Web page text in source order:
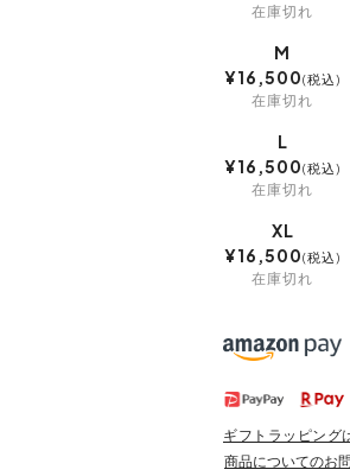
在庫切れ
M
¥16,500 税込
在庫切れ
L
¥16,500 税込
在庫切れ
XL
¥16,500 税込
在庫切れ
ギフトラッピング
商品についてのお